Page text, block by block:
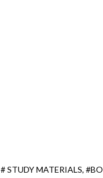
# STUDY MATERIALS